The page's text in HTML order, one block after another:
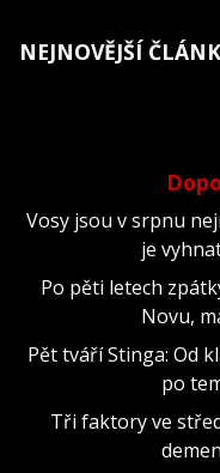
NEJNOVĚJŠÍ
Vosy jsou v srpnu
je
Po pěti letech
Novu,
Pět tváří Stinga: Od
po
Tři faktory ve